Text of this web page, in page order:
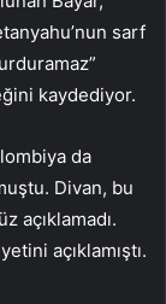
sarf
kaydediyor.
da
Divan, bu
açıklamadı.
açıklamıştı.